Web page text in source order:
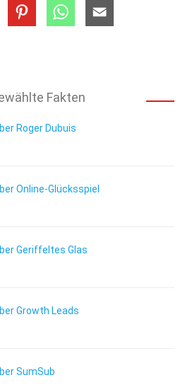
Fakten
Roger Dubuis
Online-Glücksspiel
Geriffeltes Glas
Growth Leads
SumSub